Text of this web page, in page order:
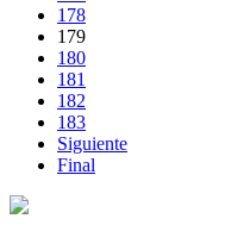
178
179
180
181
182
183
Siguiente
Final